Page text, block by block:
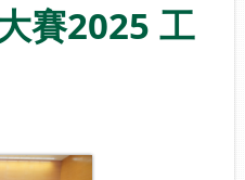
賽2025 工